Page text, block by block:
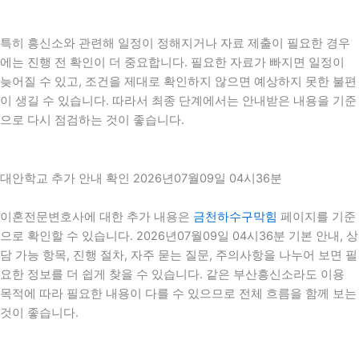
특히 흥신소와 관련해 일정이 정해지거나 자료 제출이 필요한 경우
에는 진행 전 확인이 더 중요합니다. 필요한 자료가 빠지면 일정이
늦어질 수 있고, 조건을 제대로 확인하지 않으면 예상하지 못한 불편
이 생길 수 있습니다. 따라서 최종 단계에서는 안내받은 내용을 기준
으로 다시 점검하는 것이 좋습니다.
대안학교 추가 안내 확인 2026년07월09일 04시36분
이혼전문변호사에 대한 추가 내용은 금천하수구막힘 페이지를 기준
으로 확인할 수 있습니다. 2026년07월09일 04시36분 기본 안내, 상
담 가능 항목, 진행 절차, 자주 묻는 질문, 주의사항을 나누어 보면 필
요한 정보를 더 쉽게 찾을 수 있습니다. 같은 부산흥신소라도 이용
목적에 따라 필요한 내용이 다를 수 있으므로 전체 흐름을 함께 보는
것이 좋습니다.